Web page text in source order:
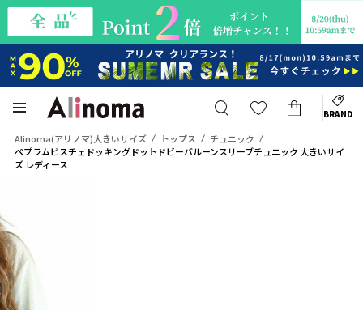
BRAND
Alinoma(アリノマ)大きいサイズ トップス
チュニック
ペプラムビスチェドッキングドットドビーバルーンスリーブチュニック 大きいサイ
ズ レディース